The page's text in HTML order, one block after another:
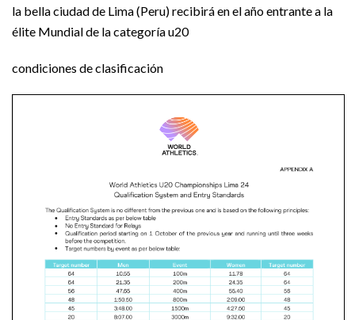
la bella ciudad de Lima (Peru) recibirá en el año entrante a la
élite Mundial de la categoría u20
condiciones de clasificación